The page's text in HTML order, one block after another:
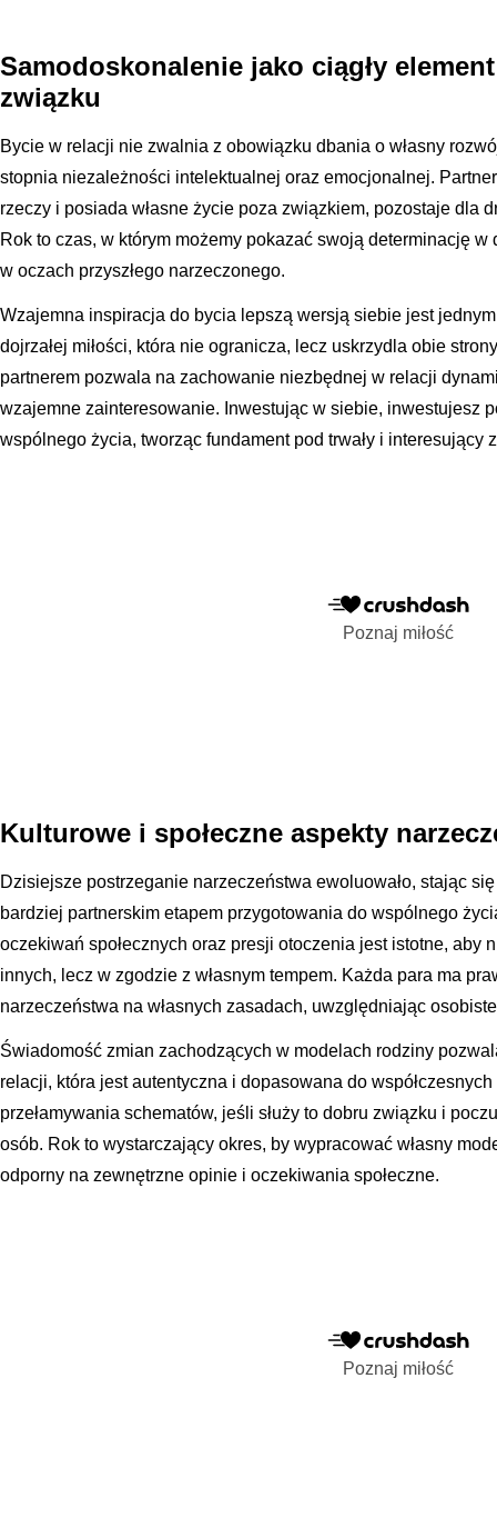
Samodoskonalenie jako ciągły
związku
Bycie w relacji nie zwalnia z obowiązku dbania o własny
stopnia niezależności intelektualnej oraz emocjonalnej.
rzeczy i posiada własne życie poza związkiem, pozostaje dla
Rok to czas, w którym możemy pokazać swoją determinację
w oczach przyszłego narzeczonego.
Wzajemna inspiracja do bycia lepszą wersją siebie jest
dojrzałej miłości, która nie ogranicza, lecz uskrzydla obie
partnerem pozwala na zachowanie niezbędnej w relacji
wzajemne zainteresowanie. Inwestując w siebie, inwestujesz
wspólnego życia, tworząc fundament pod trwały i interesujący
Poznaj miłość
Kulturowe i społeczne aspekty
Dzisiejsze postrzeganie narzeczeństwa ewoluowało, stając
bardziej partnerskim etapem przygotowania do wspólnego
oczekiwań społecznych oraz presji otoczenia jest istotne, aby
innych, lecz w zgodzie z własnym tempem. Każda para ma
narzeczeństwa na własnych zasadach, uwzględniając
Świadomość zmian zachodzących w modelach rodziny
relacji, która jest autentyczna i dopasowana do
przełamywania schematów, jeśli służy to dobru związku i
osób. Rok to wystarczający okres, by wypracować własny
odporny na zewnętrzne opinie i oczekiwania społeczne.
Poznaj miłość